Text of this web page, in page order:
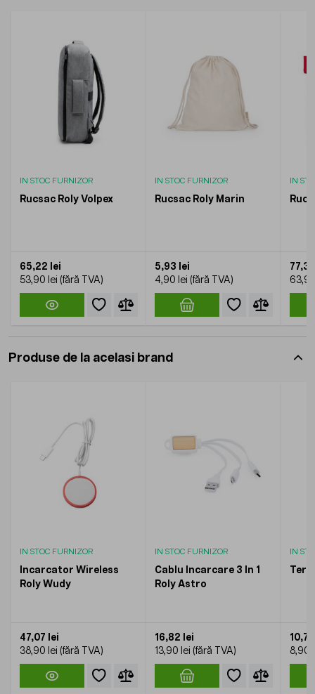
IN STOC FURNIZOR
Rucsac Roly Volpex
65,22 lei
53,90 lei
IN STOC FURNIZOR
Rucsac Roly Marin
5,93 lei
4,90 lei
IN
Produse de la acelasi brand
IN STOC FURNIZOR
Incarcator Wireless
Roly Wudy
47,07 lei
38,90 lei
IN STOC FURNIZOR
Cablu Incarcare 3 In 1
Roly Astro
16,82 lei
13,90 lei
IN
8,90